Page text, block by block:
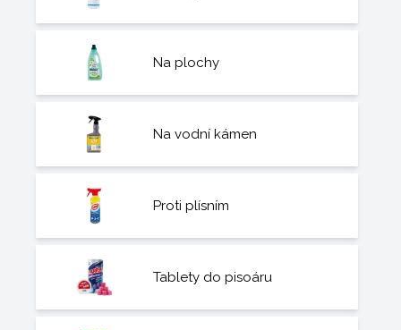
Na plochy
Na vodní kámen
Proti plísním
Tablety do pisoáru